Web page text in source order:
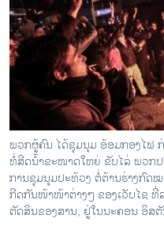
ຊີວິດຊາວລາວ
ຊຸມຊົນຊາວລາວ
ວິທະຍາສາດ-ເທັກໂນໂລຈີ
ທຸລະກິດ
ພາສາອັງກິດ
ວີດີໂອ
ສຽງ
ລາຍການກະຈາຍສຽງ
ພວກຜູ້ຄົນ ໄດ້ຊຸມນຸມ ອ້ອມກອງໄຟ
ທໍ່ສີດນ້ຳຂະໜາດໃຫຍ່ ຂັບໄລ່ ພວກ
ການຊຸມນຸມປະທ້ວງ ຕໍ່ຕ້ານຮ່າງກົດ
ກີດກັນໜ້າໜ້າຕ່າງໆ ຂອງເວັບໄຊ ທີ່
ຕັດສິນຂອງສານ, ຢູ່ໃນນະຄອນ ອິສ